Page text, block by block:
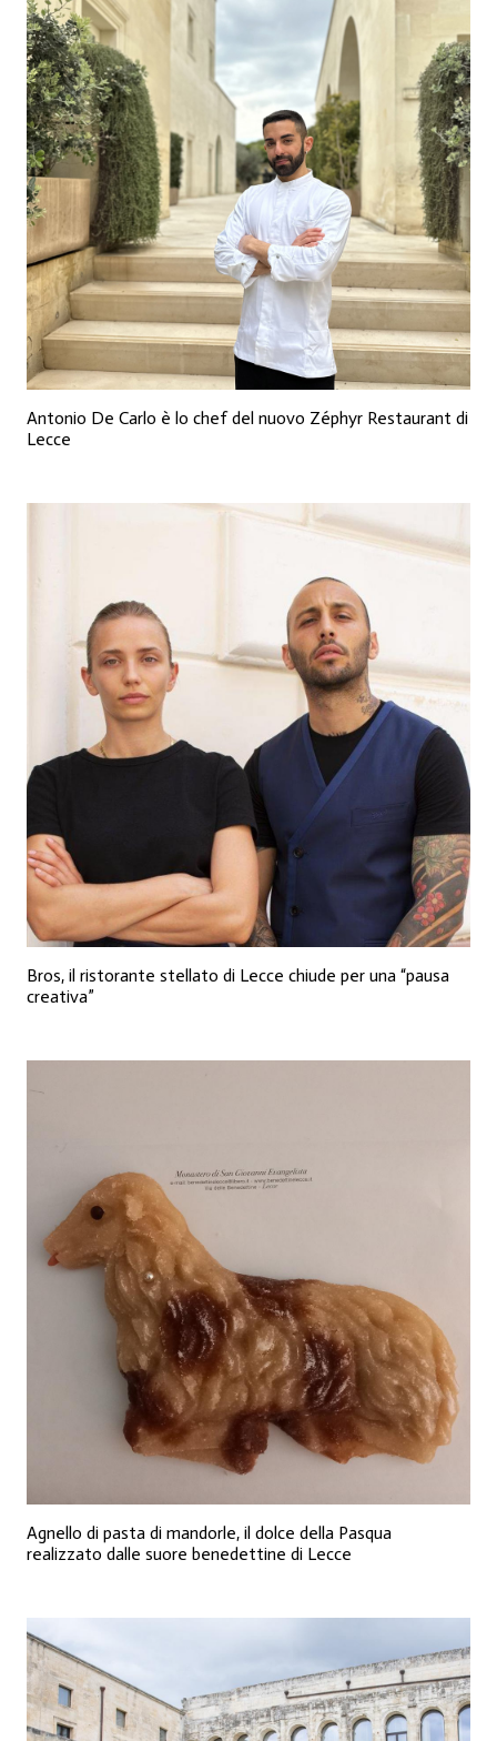
Antonio De Carlo è lo chef del nuovo Zéphyr Restaurant di
Lecce
Bros, il ristorante stellato di Lecce chiude per una “pausa
creativa”
Agnello di pasta di mandorle, il dolce della Pasqua
realizzato dalle suore benedettine di Lecce